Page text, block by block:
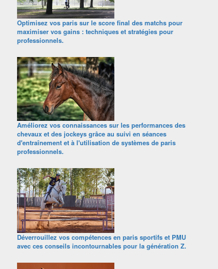
Optimisez vos paris sur le score final des matchs pour
maximiser vos gains : techniques et stratégies pour
professionnels.
Améliorez vos connaissances sur les performances des
chevaux et des jockeys grâce au suivi en séances
d'entraînement et à l'utilisation de systèmes de paris
professionnels.
Déverrouillez vos compétences en paris sportifs et PMU
avec ces conseils incontournables pour la génération Z.